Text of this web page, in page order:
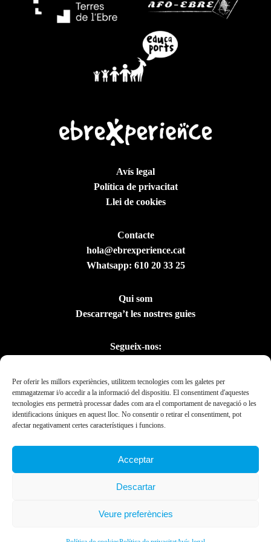
Per oferir les millors experiències, utilitzem tecnologies com les galetes per
emmagatzemar i/o accedir a la informació del dispositiu. El consentiment d'aquestes
tecnologies ens permetrà processar dades com ara el comportament de navegació o les
identificacions úniques en aquest lloc. No consentir o retirar el consentiment, pot
afectar negativament certes característiques i funcions.
Acceptar
Descartar
Veure preferències
Avís legal
Política de privacitat
Llei de cookies
Contacte
hola@ebrexperience.cat
Whatsapp: 610 20 33 25
Qui som
Descarrega’t les nostres guies
Segueix-nos:
Presidència